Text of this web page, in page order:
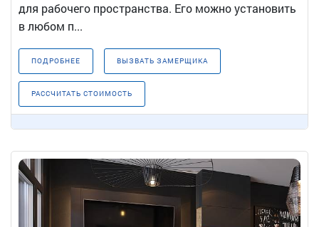
для рабочего пространства. Его можно установить
в любом п...
ПОДРОБНЕЕ ВЫЗВАТЬ ЗАМЕРЩИКА
РАССЧИТАТЬ СТОИМОСТЬ